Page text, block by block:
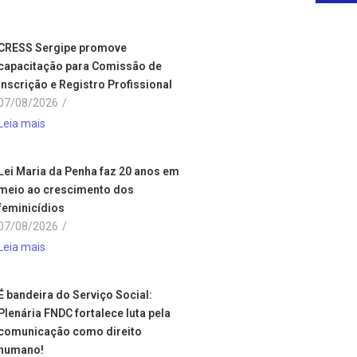
Sergipe promove
para Comissão de
e Registro Profissional
08/2026 /
mais
Maria da Penha faz 20 anos em
ao crescimento dos
08/2026 /
mais
bandeira do Serviço Social:
FNDC fortalece luta pela
como direito